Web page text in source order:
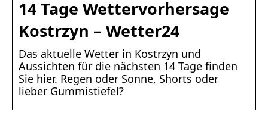
14 Tage Wettervorhersage
Kostrzyn – Wetter24
Das aktuelle Wetter in Kostrzyn und
Aussichten für die nächsten 14 Tage finden
Sie hier. Regen oder Sonne, Shorts oder
lieber Gummistiefel?